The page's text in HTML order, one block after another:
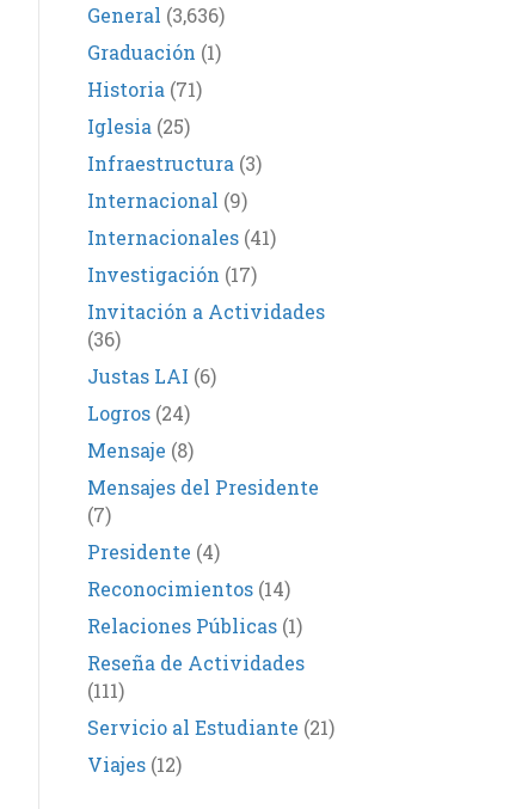
General (3,636)
Graduación (1)
Historia (71)
Iglesia (25)
Infraestructura (3)
Internacional (9)
Internacionales(41)
Investigación (17)
Invitación a Actividades
(36)
Justas LAI (6)
Logros(24)
Mensaje (8)
Mensajes del Presidente
(7)
Presidente (4)
Reconocimientos(14)
Relaciones Públicas(1)
Reseña de Actividades
(111)
Servicio al Estudiante (21)
Viajes(12)